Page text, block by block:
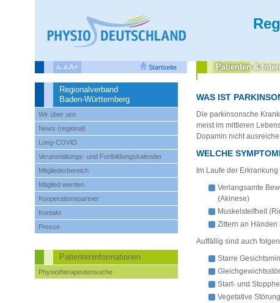
A-A A+ Startseite Patienten‌ &
Regionalverband
Baden-Württemberg
Wir über uns
News (regional)
Long-COVID
Veranstaltungs- und Fortbildungskalender
Mitgliederbereich
Mitglied werden
Kooperationspartner
Kontakt
Presse
Patienteninformationen
Physiotherapeutensuche
WAS IST
Die parkinsonsche
meist im mittleren
Dopamin nicht
WELCHE
Im Laufe der
Verlangsamte
(Akinese)
Muskelsteifheit
Zittern an Händen
Auffällig sind auch
Starre
Start- und
Vegetative